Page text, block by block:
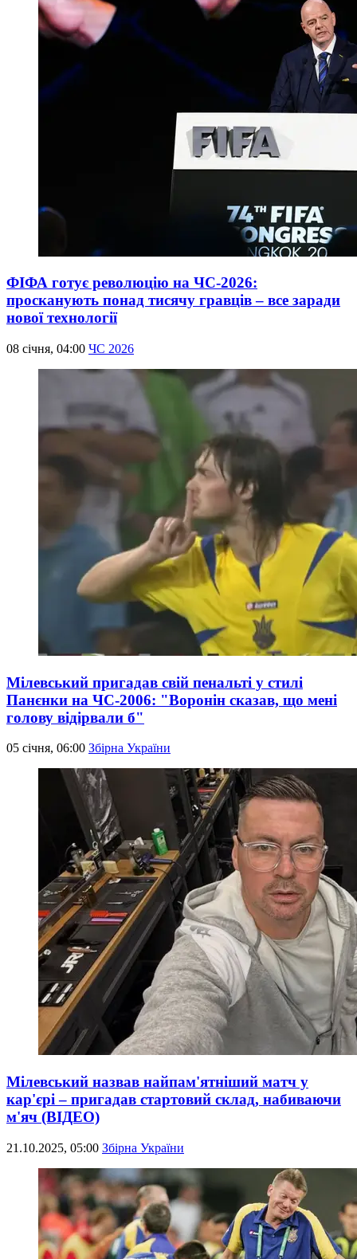
ФІФА готує революцію на ЧС-2026:
просканують понад тисячу гравців – все заради
нової технології
08 січня, 04:00 ЧС 2026
Мілевський пригадав свій пенальті у стилі
Панєнки на ЧС-2006: "Воронін сказав, що мені
голову відірвали б"
05 січня, 06:00 Збірна України
Мілевський назвав найпам'ятніший матч у
кар'єрі – пригадав стартовий склад, набиваючи
м'яч (ВІДЕО)
21.10.2025, 05:00 Збірна України